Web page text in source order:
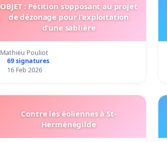
OBJET : Pétition s’opposant au projet
de dézonage pour l’exploitation
d’une sablière
Mathieu Pouliot
69 signatures
16 Feb 2026
Contre les éoliennes à St-
Herménégilde